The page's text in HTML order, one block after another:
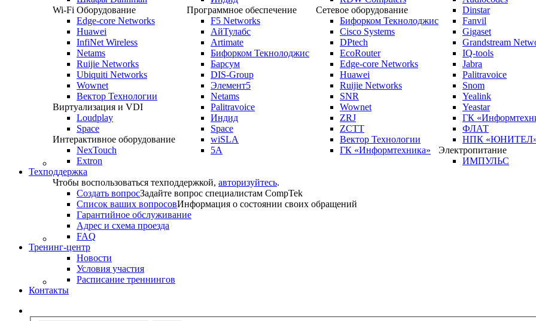
Wi-Fi Оборудование
Edge-core Networks
Huawei
InfiNet Wireless
Netams
Ruijie Networks
Ubiquiti Networks
Wownet
Вектор Технологии
Виртуализация и VDI
Loudplay
Space
Интерактивное оборудование
NexTouch
Extron
Программное обеспечение
F5 Networks
АйТулабс
Artimate
Бифорком Текнолоджис
Барсум
DIS-Group
Элемент5
Netams
Palitravoice
Индид
Space
wiSLA
5A
Сетевое оборудование
Бифорком Текнолоджис
Cisco Systems
DPtech
EcoRouter
Edge-core Networks
Huawei
Ruijie Networks
SNR
Wownet
ZRJ
ZCTT
Вектор Технологии
ГК «Информтехника»
Dinstar
Fanvil
Gigaset
Grandstream
IQ-tools
Jabra
Palitravoice
Snom
Yealink
Yeastar
ГК
ФЛАТ
НПК
Электропитание
ИМПУЛЬС
Техподдержка
Чтобы воспользоваться техподдержкой, авторизуйтесь.
Создать вопросЗадайте вопрос специалистам CompTek
Список ваших вопросовИнформация о состоянии своих обращений
Гарантийное обслуживание
Адрес и схема проезда
FAQ
Тренинг-центр
Новости
Условия участия
Расписание треннингов
Контакты